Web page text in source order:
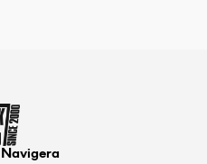
Navigera